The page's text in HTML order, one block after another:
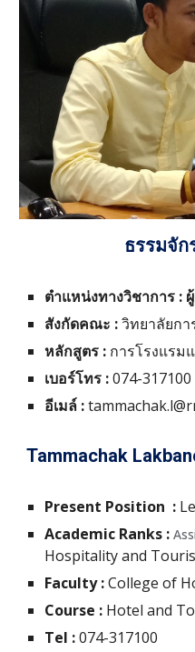
ธรรมจัก
ตำแหน่งทางวิชาการ :
สังกัดคณะ :วิทยาลัยกา
หลักสูตร : การโรงแรม
เบอร์โทร :074-317100
อีเมล์ :tammachak.l
Tammachak
Present Position :
Academic Ranks :
Hospitality and
Faculty: College of
Course : Hotel and
Tel :074-317100